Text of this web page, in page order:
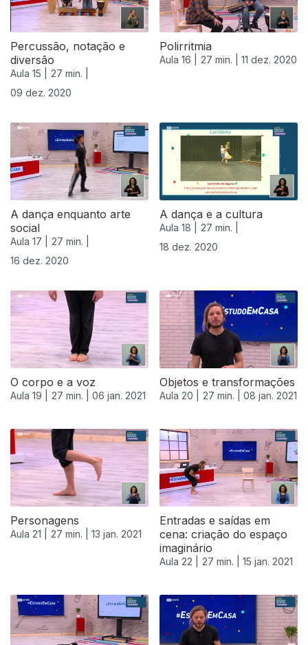
Percussão, notação e
diversão
Aula 15 |
27 min. |
09 dez. 2020
Polirritmia
Aula 16 | 27 min. | 11 dez. 2020
A dança enquanto arte
social
Aula 17 |
27 min. |
16 dez. 2020
A dança e a cultura
Aula 18 |
27 min. |
18 dez. 2020
O corpo e a voz
Aula 19 | 27 min. | 06 jan. 2021
Objetos e transformações
Aula 20 | 27 min. | 08 jan. 2021
Personagens
Aula 21 | 27 min. | 13 jan. 2021
Entradas e saídas em
cena: criação do espaço
imaginário
Aula 22 | 27 min. | 15 jan. 2021
519492